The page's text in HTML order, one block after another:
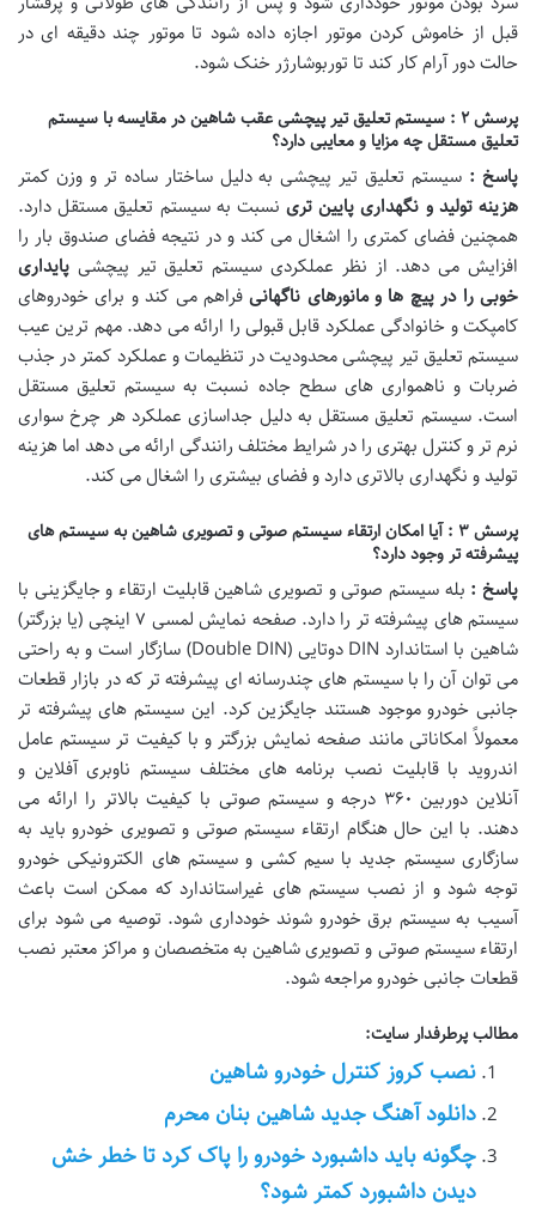
قبل از خاموش کردن موتور اجازه داده شود تا موتور چند دقیقه ای در
حالت دور آرام کار کند تا توربوشارژر خنک شود.
پرسش ۲ : سیستم تعلیق تیر پیچشی عقب شاهین در مقایسه با سیستم
تعلیق مستقل چه مزایا و معایبی دارد؟
پاسخ : سیستم تعلیق تیر پیچشی به دلیل ساختار ساده تر و وزن کمتر
هزینه تولید و نگهداری پایین ترینسبت به سیستم تعلیق مستقل دارد.
همچنین فضای کمتری را اشغال می کند و در نتیجه فضای صندوق بار را
افزایش می دهد. از نظر عملکردی سیستم تعلیق تیر پیچشی پایداری
خوبی را در پیچ ها و مانورهای ناگهانیفراهم می کند و برای خودروهای
کامپکت و خانوادگی عملکرد قابل قبولی را ارائه می دهد. مهم ترین عیب
سیستم تعلیق تیر پیچشی محدودیت در تنظیمات و عملکرد کمتر در جذب
ضربات و ناهمواری های سطح جاده نسبت به سیستم تعلیق مستقل
است. سیستم تعلیق مستقل به دلیل جداسازی عملکرد هر چرخ سواری
نرم تر و کنترل بهتری را در شرایط مختلف رانندگی ارائه می دهد اما هزینه
تولید و نگهداری بالاتری دارد و فضای بیشتری را اشغال می کند.
پرسش ۳ : آیا امکان ارتقاء سیستم صوتی و تصویری شاهین به سیستم های
پیشرفته تر وجود دارد؟
پاسخ : بله سیستم صوتی و تصویری شاهین قابلیت ارتقاء و جایگزینی با
سیستم های پیشرفته تر را دارد. صفحه نمایش لمسی ۷ اینچی (یا بزرگتر)
شاهین با استاندارد DIN دوتایی (Double DIN) سازگار است و به راحتی
می توان آن را با سیستم های چندرسانه ای پیشرفته تر که در بازار قطعات
جانبی خودرو موجود هستند جایگزین کرد. این سیستم های پیشرفته تر
معمولاً امکاناتی مانند صفحه نمایش بزرگتر و با کیفیت تر سیستم عامل
اندروید با قابلیت نصب برنامه های مختلف سیستم ناوبری آفلاین و
آنلاین دوربین ۳۶۰ درجه و سیستم صوتی با کیفیت بالاتر را ارائه می
دهند. با این حال هنگام ارتقاء سیستم صوتی و تصویری خودرو باید به
سازگاری سیستم جدید با سیم کشی و سیستم های الکترونیکی خودرو
توجه شود و از نصب سیستم های غیراستاندارد که ممکن است باعث
آسیب به سیستم برق خودرو شوند خودداری شود. توصیه می شود برای
ارتقاء سیستم صوتی و تصویری شاهین به متخصصان و مراکز معتبر نصب
قطعات جانبی خودرو مراجعه شود.
مطالب پرطرفدار سایت:
نصب کروز کنترل خودرو شاهین
دانلود آهنگ جدید شاهین بنان محرم
چگونه باید داشبورد خودرو را پاک کرد تا خطر خش
دیدن داشبورد کمتر شود؟